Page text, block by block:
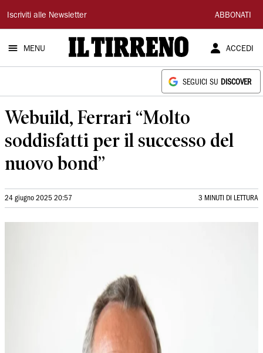
Il
Tirreno
Iscriviti alle Newsletter ABBONATI
MENU ACCEDI
SEGUICI SU DISCOVER
Webuild, Ferrari “Molto
soddisfatti per il successo del
nuovo bond”
24 giugno 2025 20:57 3 MINUTI DI LETTURA